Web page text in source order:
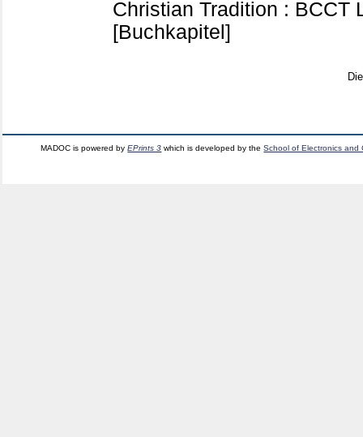
Christian Tradition : BCCT
[Buchkapitel]
MADOC is powered byEPrints 3 which is developed by theSchool of Electronics and